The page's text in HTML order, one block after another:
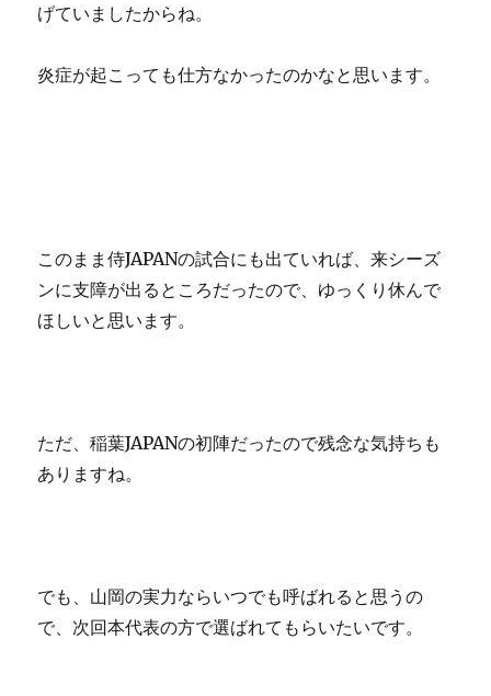
げていましたからね。
炎症が起こっても仕方なかったのかなと思います。
このまま侍JAPANの試合にも出ていれば、来シーズ
ンに支障が出るところだったので、ゆっくり休んで
ほしいと思います。
ただ、稲葉JAPANの初陣だったので残念な気持ちも
ありますね。
でも、山岡の実力ならいつでも呼ばれると思うの
で、次回本代表の方で選ばれてもらいたいです。